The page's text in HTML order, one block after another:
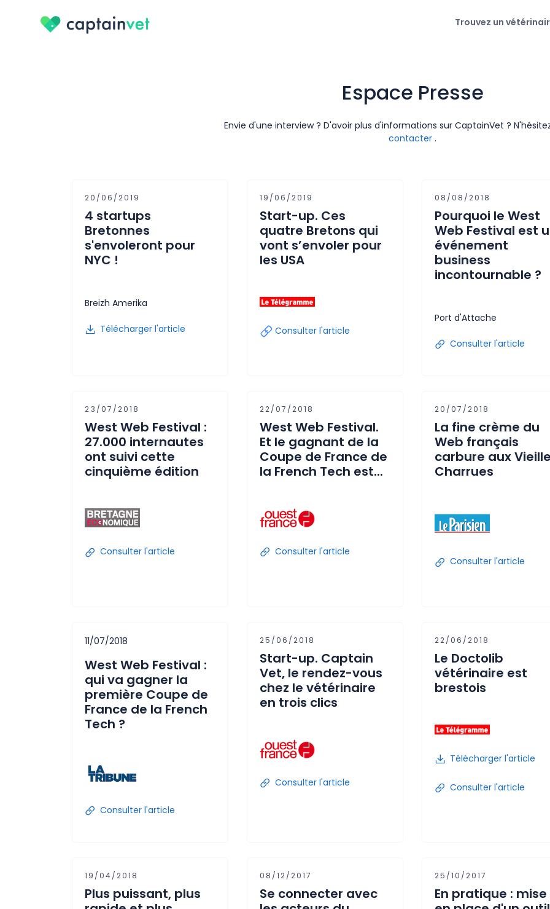
Trouvez un
Espace Presse
Envie d'une interview ? D'avoir plus d'informations sur CaptainVet ?
contacter .
20/06/2019
4 startups
Bretonnes
s'envoleront pour
NYC !
Breizh Amerika
Télécharger l'article
19/06/2019
Start-up. Ces
quatre Bretons qui
vont s’envoler pour
les USA
Consulter l'article
08/08/2018
Pourquoi le West
Web Festival est
événement
business
incontournable ?
Port d'Attache
Consulter l'article
23/07/2018
West Web Festival :
27.000 internautes
ont suivi cette
cinquième édition
Consulter l'article
22/07/2018
West Web Festival.
Et le gagnant de la
Coupe de France de
la French Tech est...
Consulter l'article
20/07/2018
La fine crème du
Web français
carbure aux
Charrues
Consulter l'article
11/07/2018
West Web Festival :
qui va gagner la
première Coupe de
France de la French
Tech ?
Consulter l'article
25/06/2018
Start-up. Captain
Vet, le rendez-vous
chez le vétérinaire
en trois clics
Consulter l'article
22/06/2018
Le Doctolib
vétérinaire est
brestois
Télécharger l'article
Consulter l'article
19/04/2018
Plus puissant, plus
08/12/2017
Se connecter avec
25/10/2017
En pratique : mise